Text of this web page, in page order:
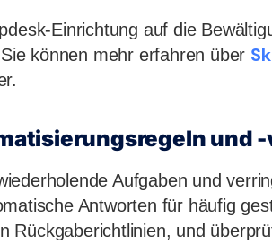
Einrichtung auf die
können mehr erfahren über
und
Aufgaben und
Antworten für häufig
Rückgaberichtlinien, und